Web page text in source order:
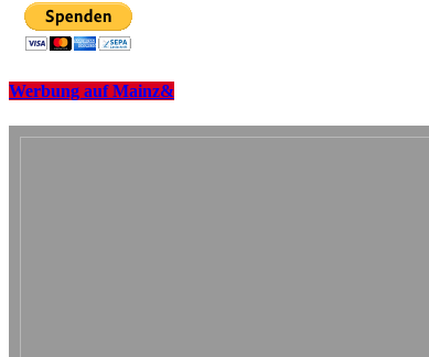
Werbung auf Mainz&